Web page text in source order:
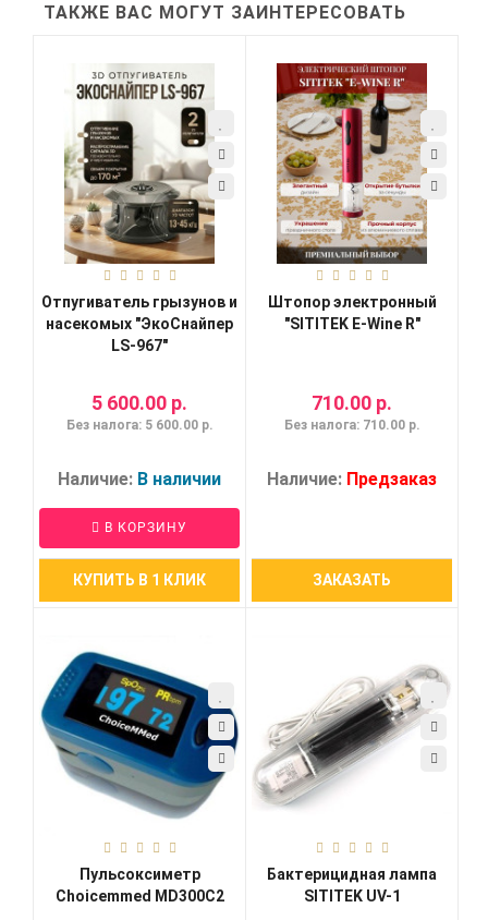
ТАКЖЕ ВАС МОГУТ ЗАИНТЕРЕСОВАТЬ
Отпугиватель грызунов и
насекомых "ЭкоСнайпер
LS-967"
5 600.00 р.
Без налога: 5 600.00 р.
Наличие: В наличии
В КОРЗИНУ
КУПИТЬ В 1 КЛИК
Штопор электронный
"SITITEK E-Wine R"
710.00 р.
Без налога: 710.00 р.
Наличие: Предзаказ
ЗАКАЗАТЬ
Пульсоксиметр
Choicemmed MD300C2
Бактерицидная лампа
SITITEK UV-1